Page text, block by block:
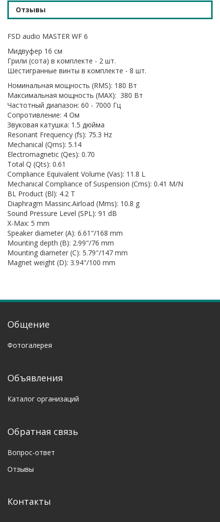
Отзывы
FSD audio MASTER WF 6
Мидвуфер 16 см
Грили (сота) в комплекте - 2 шт.
Шестигранные винты в комплекте - 8 шт.
Номинальная мощность (RMS): 180 Вт
Максимальная мощность (MAX): 380 Вт
Частотный диапазон: 60 - 7000 Гц
Сопротивление: 4 Ом
Звуковая катушка: 1.5 дюйма
Resonant Frequency (fs): 75.3 Hz
Mechanical (Qms): 5.14
Electromagnetic (Qes): 0.70
Total Q (Qts): 0.61
Compliance Equivalent Volume (Vas): 11.8 L
Mechanical Compliance of Suspension (Cms): 0.41 M/N
BL Product (Bl): 4.2 T
Diaphragm Massinc.Airload (Mms): 10.8 g
Sound Pressure Level (SPL): 91 dB
X-Max: 5 mm
Speaker diameter (A): 6.61"/168 mm
Mounting depth (B): 2.99"/76 mm
Mounting diameter (C): 5.79"/147 mm
Magnet weight (D): 3.94"/100 mm
Общение
Фотогалерея
Объявления
Каталог организаций
Обратная связь
Вопрос-ответ
Отзывы
Контакты